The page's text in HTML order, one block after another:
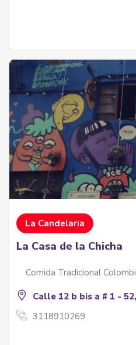
y palenqueras - servicios
La Candelaria
La Casa de la Chicha
Comida Tradicional
Calle 12 b bis a # 1 -
3118910269